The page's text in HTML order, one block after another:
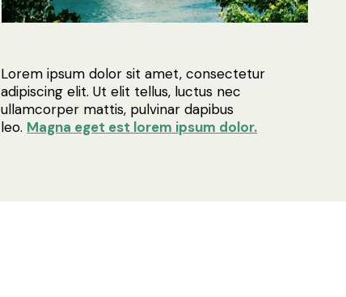
Lorem ipsum dolor sit amet, consectetur
adipiscing elit. Ut elit tellus, luctus nec
ullamcorper mattis, pulvinar dapibus
leo. Magna eget est lorem ipsum dolor.